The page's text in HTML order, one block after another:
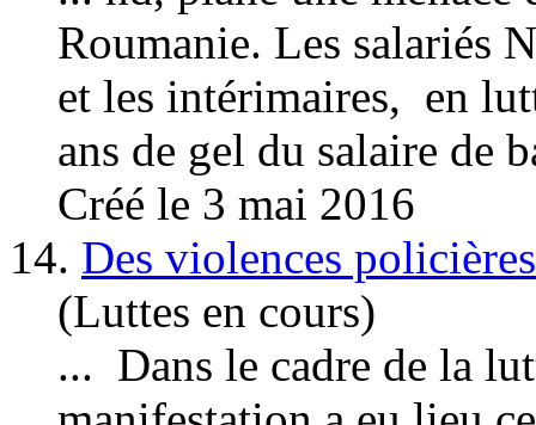
Roumanie. Les salariés
et les intérimaires, en
ans de gel du salaire de
Créé le 3 mai 2016
14. Des violences
(Luttes en cours)
... Dans le cadre de la